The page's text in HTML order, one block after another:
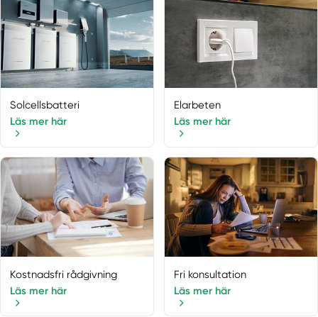
Huddinge
Ingarö
Ingaröstrand
Järfälla
Järna
Johanneshov
Jordbro
Kungens Kurva
Kungsängen
Lidingö
Ljusterö
Märsta
Munsö
Muskö
Nacka
Solcellsbatteri
Läs mer här
Elarbeten
Läs mer här
Kostnadsfri rådgivning
Läs mer här
Fri konsultation
Läs mer här